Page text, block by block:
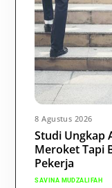
8 Agustus 2026
Studi Ungkap
Meroket Tapi
Pekerja
SAVINA MUDZALIFAH